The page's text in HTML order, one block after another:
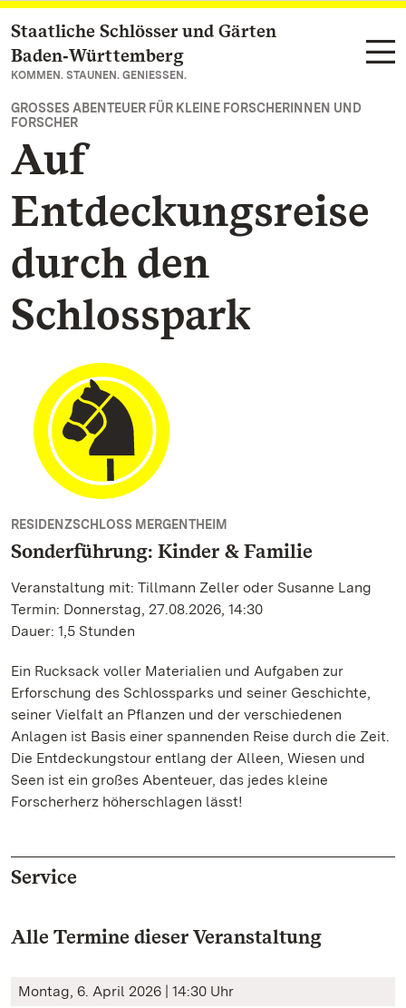
Zum Hauptinhalt springen
Staatliche Schlösser und Gärten
Baden‑Württemberg
KOMMEN. STAUNEN. GENIESSEN.
GROSSES ABENTEUER FÜR KLEINE FORSCHERINNEN UND F
ORSCHER
Auf
Entdeckungsreise
durch den
Schlosspark
RESIDENZSCHLOSS MERGENTHEIM
Sonderführung: Kinder & Familie
Veranstaltung mit: Tillmann Zeller oder Susanne Lang
Termin: Donnerstag, 27.08.2026, 14:30
Dauer: 1,5 Stunden
Ein Rucksack voller Materialien und Aufgaben zur
Erforschung des Schlossparks und seiner Geschichte,
seiner Vielfalt an Pflanzen und der verschiedenen
Anlagen ist Basis einer spannenden Reise durch die Zeit.
Die Entdeckungstour entlang der Alleen, Wiesen und
Seen ist ein großes Abenteuer, das jedes kleine
Forscherherz höherschlagen lässt!
Service
Alle Termine dieser Veranstaltung
Montag, 6. April 2026 | 14:30 Uhr